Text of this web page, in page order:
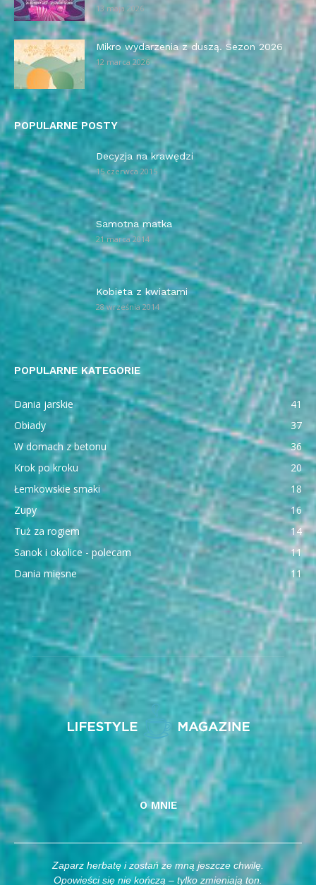
13 maja 2026
Mikro wydarzenia z duszą. Sezon 2026
12 marca 2026
POPULARNE POSTY
Decyzja na krawędzi
15 czerwca 2015
Samotna matka
21 marca 2014
Kobieta z kwiatami
28 września 2014
POPULARNE KATEGORIE
Dania jarskie
41
Obiady
37
W domach z betonu
36
Krok po kroku
20
Łemkowskie smaki
18
Zupy
16
Tuż za rogiem
14
Sanok i okolice - polecam
11
Dania mięsne
11
O MNIE
Zaparz herbatę i zostań ze mną jeszcze chwilę.
Opowieści się nie kończą – tylko zmieniają ton.